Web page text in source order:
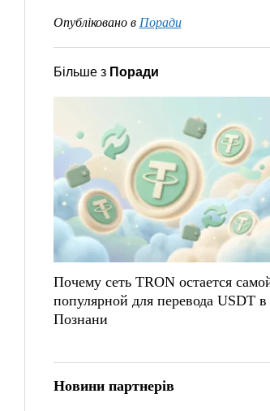
Опубліковано в Поради
Більше з Поради
Почему сеть TRON остается
популярной для перевода USDT в
Познани
Новини партнерів